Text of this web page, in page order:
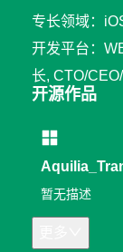
专长领域：
开发平台：
长, CTO/
开源作品
暂无描述